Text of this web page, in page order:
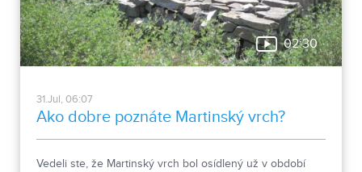
02:30
31.Jul, 06:07
Ako dobre poznáte Martinský vrch?
Vedeli ste, že Martinský vrch bol osídlený už v období